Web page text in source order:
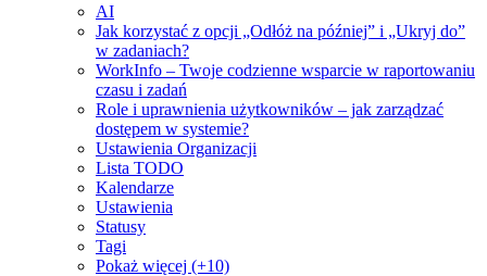
AI
Jak korzystać z opcji „Odłóż na później” i „Ukryj do”
w zadaniach?
WorkInfo – Twoje codzienne wsparcie w raportowaniu
czasu i zadań
Role i uprawnienia użytkowników – jak zarządzać
dostępem w systemie?
Ustawienia Organizacji
Lista TODO
Kalendarze
Ustawienia
Statusy
Tagi
Pokaż więcej (+10)